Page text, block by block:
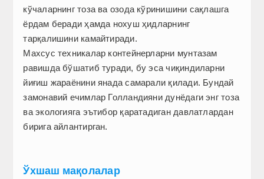
кўчаларнинг тоза ва озода кўринишини сақлашга
ёрдам беради ҳамда нохуш ҳидларнинг
тарқалишини камайтиради.
Махсус техникалар контейнерларни мунтазам
равишда бўшатиб туради, бу эса чиқиндиларни
йиғиш жараёнини янада самарали қилади. Бундай
замонавий ечимлар Голландияни дунёдаги энг тоза
ва экологияга эътибор қаратадиган давлатлардан
бирига айлантирган.
Ўхшаш мақолалар